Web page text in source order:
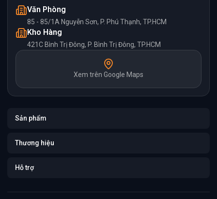
Văn Phòng
85 - 85/1A Nguyễn Sơn, P. Phú Thạnh, TP.HCM
Kho Hàng
421C Bình Trị Đông, P. Bình Trị Đông, TP.HCM
Xem trên Google Maps
Sản phẩm
Thương hiệu
Hỗ trợ